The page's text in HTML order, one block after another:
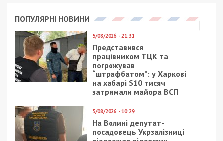
доларів США, що на той час становило727
527,50 гривеньза офіційним курсом НБУ. Гроші
передавалися за вплив на рішення членів ВЛК
щодо видачі довідки про тимчасову
непридатність військовозобов’язаного “клієнта”
до військової служби.
Дії поліцейського було кваліфіковано за ч. 2 ст.
вигоди для себе за вплив на прийняття рішення
особою, уповноваженою на виконання функцій
держави).